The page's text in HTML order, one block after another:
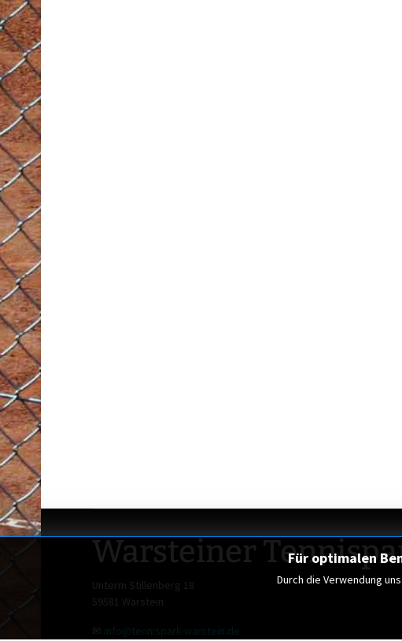
Für optimalen
Durch die Verwendung
Warsteiner
Unterm Stillenberg 18
59581 Warstein
✉ info@tennispark-warstein.de